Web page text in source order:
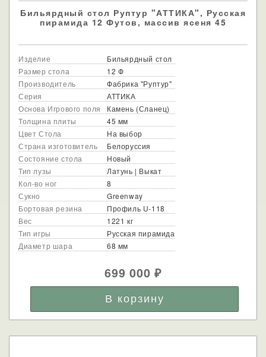
Бильярдный стол Руптур "АТТИКА", Русская
пирамида 12 Футов, массив ясеня 45
Изделие
Бильярдный стол
Размер стола
12 Ф
Производитель
Фабрика "Руптур"
Серия
АТТИКА
Основа Игрового поля
Камень (Сланец)
Толщина плиты
45 мм
Цвет Стола
На выбор
Страна изготовитель
Белоруссия
Состояние стола
Новый
Тип лузы
Латунь | Выкат
Кол-во ног
8
Сукно
Greenway
Бортовая резина
Профиль U-118
Вес
1221 кг
Тип игры
Русская пирамида
Диаметр шара
68 мм
699 000₽